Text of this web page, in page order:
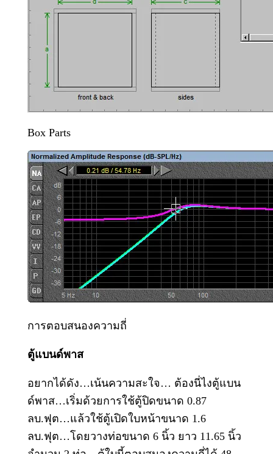
Box Parts
การตอบสนองความถี่
ตู้แบนด์พาส
อยากได้ดัง…เน้นความสะใจ… ต้องนี่ไงตู้แบน
ด์พาส…เริ่มด้วยการใช้ตู้ปิดขนาด 0.87
ลบ.ฟุต…แล้วใช้ตู้เปิดใบหน้าขนาด 1.6
ลบ.ฟุต…โดยวางท่อขนาด 6 นิ้ว ยาว 11.65 นิ้ว